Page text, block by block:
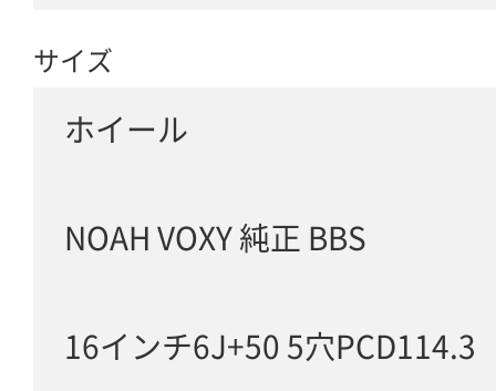
サイズ
ホイール
NOAH VOXY 純正 BBS
16インチ6J+50 5穴PCD114.3